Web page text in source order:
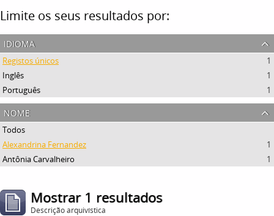
Limite os seus resultados por:
idioma
Registos únicos
1
Inglês
1
Português
1
nome
Todos
Alexandrina Fernandez
1
Antônia Carvalheiro
1
Mostrar 1 resultados
Descrição arquivística